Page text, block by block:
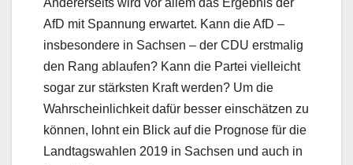
Andererseits wird vor allem das Ergebnis der
AfD mit Spannung erwartet. Kann die AfD –
insbesondere in Sachsen – der CDU erstmalig
den Rang ablaufen? Kann die Partei vielleicht
sogar zur stärksten Kraft werden? Um die
Wahrscheinlichkeit dafür besser einschätzen zu
können, lohnt ein Blick auf die Prognose für die
Landtagswahlen 2019 in Sachsen und auch in